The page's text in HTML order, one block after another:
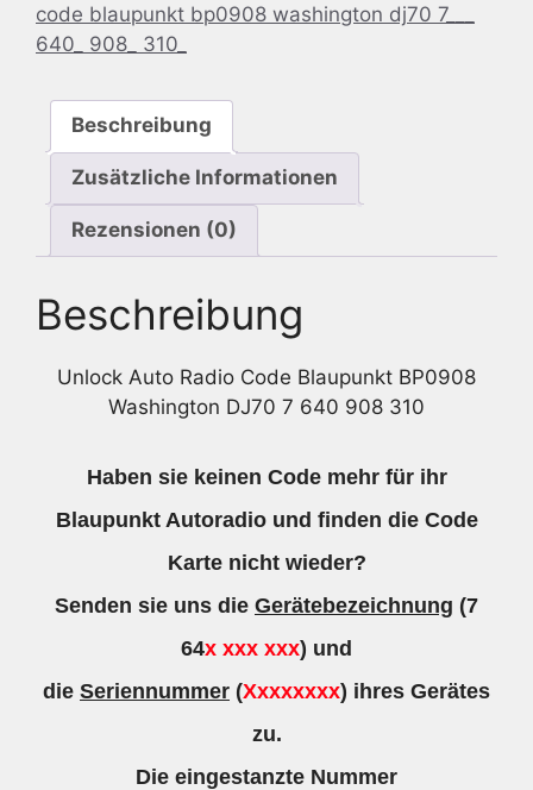
code blaupunkt bp0908 washington dj70 7___
640_ 908_ 310_
Beschreibung
Zusätzliche Informationen
Rezensionen (0)
Beschreibung
Unlock Auto Radio Code Blaupunkt BP0908
Washington DJ70 7 640 908 310
Haben sie keinen Code mehr für ihr
Blaupunkt Autoradio und finden die Code
Karte nicht wieder?
Senden sie uns die Gerätebezeichnung (7
64x xxx xxx) und
die Seriennummer (Xxxxxxxx) ihres Gerätes
zu.
Die eingestanzte Nummer